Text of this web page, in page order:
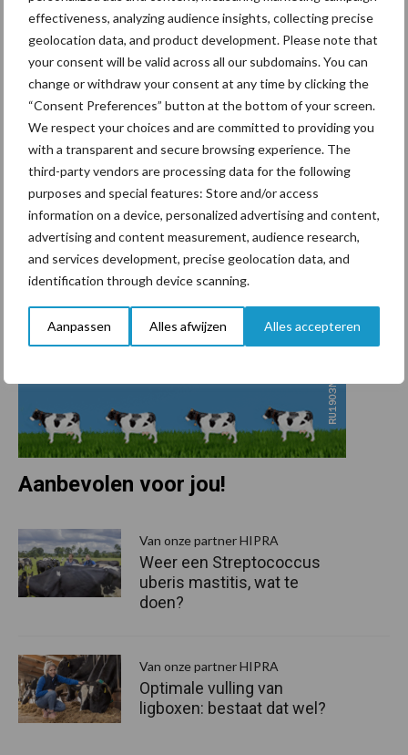
effectiveness, analyzing audience insights, collecting precise
geolocation data, and product development. Please note that
your consent will be valid across all our subdomains. You can
change or withdraw your consent at any time by clicking the
“Consent Preferences” button at the bottom of your screen.
We respect your choices and are committed to providing you
with a transparent and secure browsing experience. The
third-party vendors are processing data for the following
purposes and special features: Store and/or access
information on a device, personalized advertising and content,
advertising and content measurement, audience research,
and services development, precise geolocation data, and
identification through device scanning.
Aanpassen Alles afwijzen Alles accepteren
koeien tegenE. colien Klebsiellamastitis wordt verhoogd.
Daarnaast is Startvac® werkzaam tegen
Staphylococcus aureus
waarin alle risicofactoren voor een mindere uiergezondheid
dienen te worden aangepakt.
Wilt u meer informatie ontvangen
over preventie en vaccineren
middels het Hipra contact formulier.
Aanbevolen voor jou!
Van onze partner HIPRA
Weer een Streptococcus
uberis mastitis, wat te
doen?
Van onze partner HIPRA
Optimale vulling van
ligboxen: bestaat dat wel?